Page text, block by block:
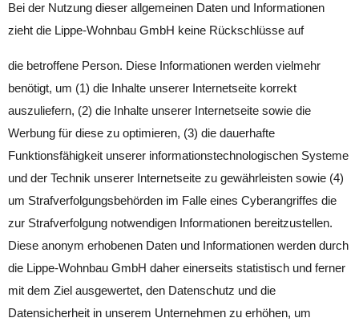
Bei der Nutzung dieser allgemeinen Daten und Informationen
zieht die Lippe-Wohnbau GmbH keine Rückschlüsse auf
die betroffene Person. Diese Informationen werden vielmehr
benötigt, um (1) die Inhalte unserer Internetseite korrekt
auszuliefern, (2) die Inhalte unserer Internetseite sowie die
Werbung für diese zu optimieren, (3) die dauerhafte
Funktionsfähigkeit unserer informationstechnologischen Systeme
und der Technik unserer Internetseite zu gewährleisten sowie (4)
um Strafverfolgungsbehörden im Falle eines Cyberangriffes die
zur Strafverfolgung notwendigen Informationen bereitzustellen.
Diese anonym erhobenen Daten und Informationen werden durch
die Lippe-Wohnbau GmbH daher einerseits statistisch und ferner
mit dem Ziel ausgewertet, den Datenschutz und die
Datensicherheit in unserem Unternehmen zu erhöhen, um